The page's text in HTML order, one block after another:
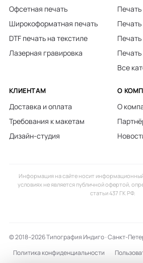
Офсетная печать
Широкоформатная печать
DTF печать на текстиле
Лазерная гравировка
Печать
Печать
Все
КЛИЕНТАМ
Доставка и оплата
Требования к макетам
Дизайн-студия
О
О
Информация на сайте носит информационный
условиях не является публичной офертой,
статьи 437 ГК РФ.
© 2018–2026 Типография Индиго · Санкт-
Политика конфиденциальности